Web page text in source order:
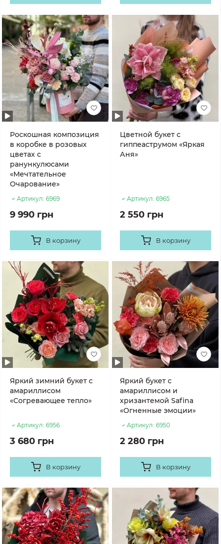
Роскошная композиция
в коробке в розовых
цветах с
ранункулюсами
«Мечтательное
Очарование»
Артикул: 6969
9 990 грн
В корзину
Цветной букет с
гиппеаструмом «Яркая
Аня»
Артикул: 6965
2 550 грн
В корзину
Яркий зимний букет с
амариллисом
«Согревающее тепло»
Артикул: 6956
3 680 грн
В корзину
Яркий букет с
амариллисом и
хризантемой Safina
«Огненные эмоции»
Артикул: 6950
2 280 грн
В корзину